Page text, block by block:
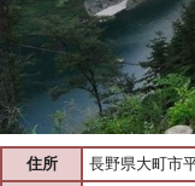
住所
長野県大町市